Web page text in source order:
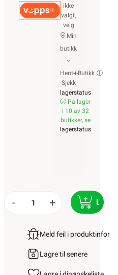
Hurtigkasse
ikke
valgt,
velg
Min
butikk
Hent-i-Butikk
Sjekk
lagerstatus
På lager
i 10 av 32
butikker, se
lagerstatus
- +
Meld feil i
Lagre til senere